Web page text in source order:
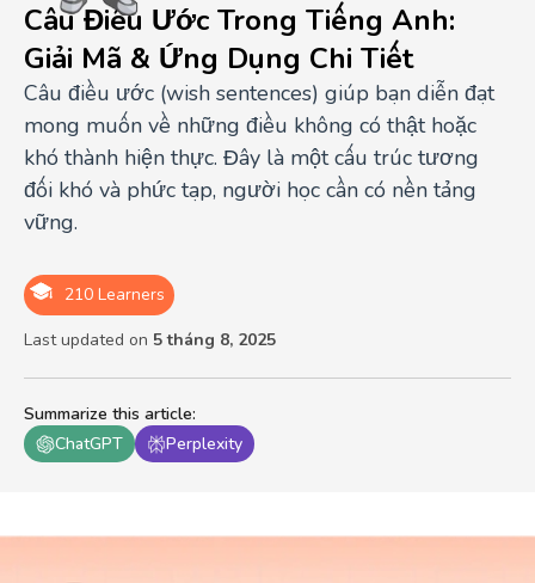
Summarize this article:
ChatGPT
Perplexity
210 Learners
Last updated on 5 tháng 8, 2025
Câu Điều Ước Trong Tiếng Anh:
Giải Mã & Ứng Dụng Chi Tiết
Câu điều ước (wish sentences) giúp bạn diễn đạt
mong muốn về những điều không có thật hoặc
khó thành hiện thực. Đây là một cấu trúc tương
đối khó và phức tạp, người học cần có nền tảng
vững.